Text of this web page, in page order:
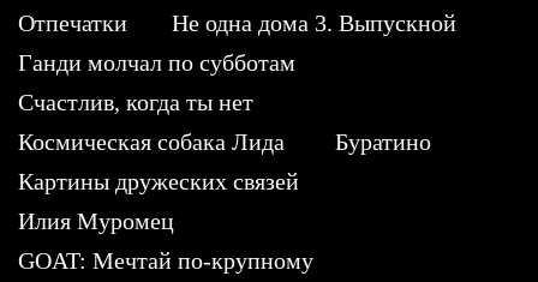
Отпечатки
Не одна дома 3. Выпускной
Ганди молчал по субботам
Счастлив, когда ты нет
Космическая собака Лида
Буратино
Картины дружеских связей
Илия Муромец
GOAT: Мечтай по-крупному